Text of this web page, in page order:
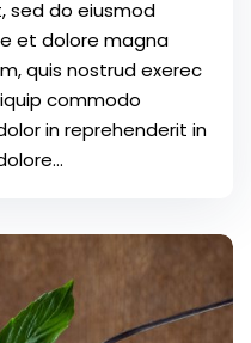
sed do eiusmod
et dolore magna
quis nostrud exerec
commodo
in reprehenderit in